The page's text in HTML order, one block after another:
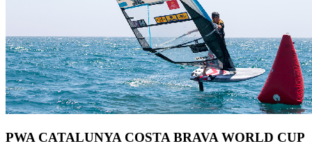
PWA CATALUNYA COSTA BRAVA WORLD CUP